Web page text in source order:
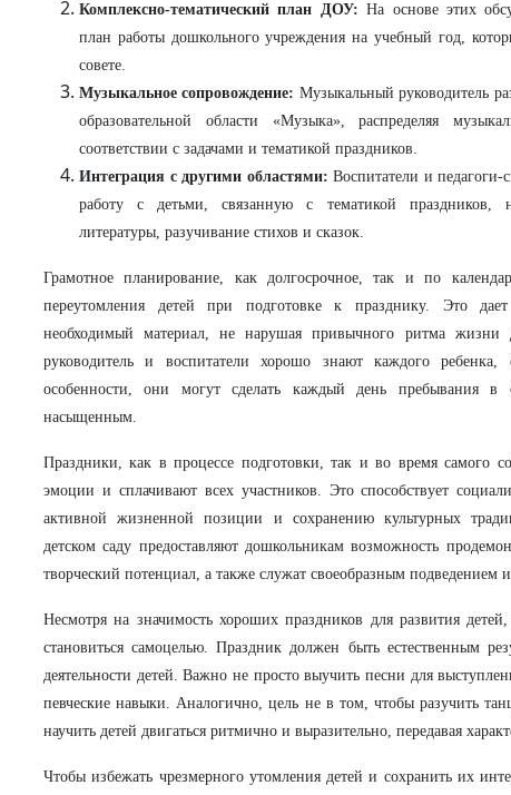
Комплексно-тематический план ДОУ: На основе этих
план работы дошкольного учреждения на учебный год,
совете.
Музыкальное сопровождение: Музыкальный руководитель
образовательной области «Музыка», распределяя
соответствии с задачами и тематикой праздников.
Интеграция с другими областями: Воспитатели и
работу с детьми, связанную с тематикой праздников,
литературы, разучивание стихов и сказок.
Грамотное планирование, как долгосрочное, так и по
переутомления детей при подготовке к празднику. Это
необходимый материал, не нарушая привычного ритма жизни
руководитель и воспитатели хорошо знают каждого
особенности, они могут сделать каждый день пребывания в
насыщенным.
Праздники, как в процессе подготовки, так и во время самого
эмоции и сплачивают всех участников. Это способствует
активной жизненной позиции и сохранению культурных
детском саду предоставляют дошкольникам возможность
творческий потенциал, а также служат своеобразным подведением
Несмотря на значимость хороших праздников для развития
становиться самоцелью. Праздник должен быть естественным
деятельности детей. Важно не просто выучить песни для
певческие навыки. Аналогично, цель не в том, чтобы разучить
научить детей двигаться ритмично и выразительно, передавая
Чтобы избежать чрезмерного утомления детей и сохранить их